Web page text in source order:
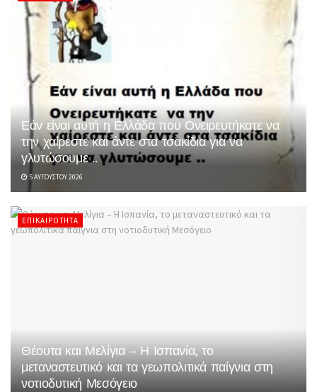
Εάν είναι αυτή η Ελλάδα που Ονειρευτήκατε να
την χαίρεστε και άντε στα τσακίδια για να
γλυτώσουμε ..
5 ΑΥΓΟΎΣΤΟΥ 2026
ΕΠΙΚΑΙΡΌΤΗΤΑ
Θέουτα και Μελίγια – Η Ισπανία, το
μεταναστευτικό και τα γεωπολιτικά παίγνια στη
νοτιοδυτική Μεσόγειο